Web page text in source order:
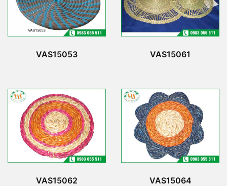
VAS15053 VAS15061
VAS15062 VAS15064